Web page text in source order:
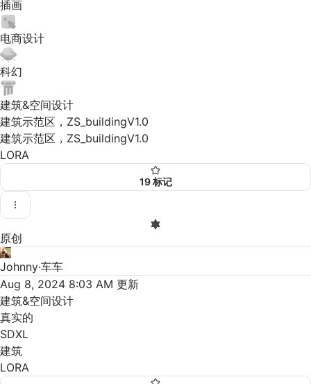
插画
电商设计
科幻
建筑&空间设计
建筑示范区，ZS_buildingV1.0
建筑示范区，ZS_buildingV1.0
LORA
19标记
原创
Johnny·车车
Aug 8, 2024 8:03 AM 更新
建筑&空间设计
真实的
SDXL
建筑
LORA